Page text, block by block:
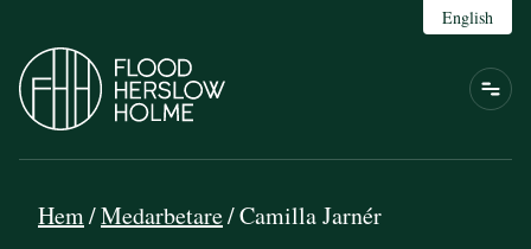
English
Hem/Medarbetare/Camilla Jarnér